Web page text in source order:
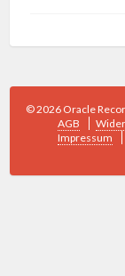
© 2026 Oracle
AGB
Impressum